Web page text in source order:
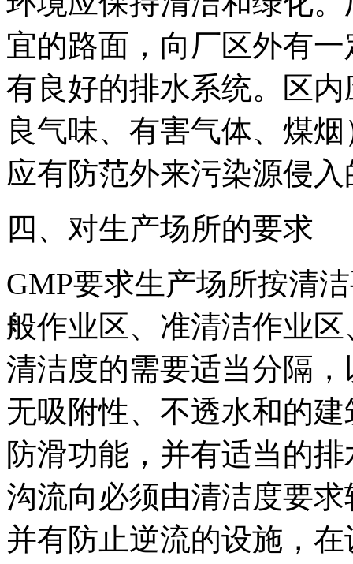
宜的路面，向厂区外有
有良好的排水系统。区
良气味、有害气体、煤
应有防范外来污染源侵
四、对生产场所的要求
GMP要求生产场所按清
般作业区、准清洁作业
清洁度的需要适当分隔
无吸附性、不透水和的
防滑功能，并有适当的
沟流向必须由清洁度要
并有防止逆流的设施，